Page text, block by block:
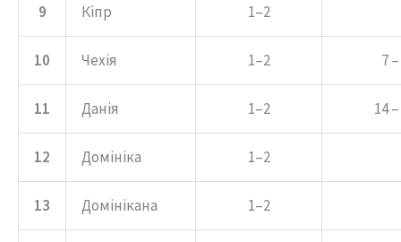
9 Кіпр 1–2
10 Чехія 1–2 7
11 Данія 1–2 14
12 Домініка 1–2
13 Домінікана 1–2